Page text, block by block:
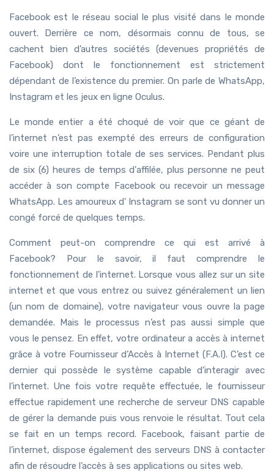
Facebook est le réseau social le plus visité dans le monde
ouvert. Derrière ce nom, désormais connu de tous, se
cachent bien d’autres sociétés (devenues propriétés de
Facebook) dont le fonctionnement est strictement
dépendant de l’existence du premier. On parle de WhatsApp,
Instagram et les jeux en ligne Oculus.
Le monde entier a été choqué de voir que ce géant de
l’internet n’est pas exempté des erreurs de configuration
voire une interruption totale de ses services. Pendant plus
de six (6) heures de temps d'affilée, plus personne ne peut
accéder à son compte Facebook ou recevoir un message
WhatsApp. Les amoureux d' Instagram se sont vu donner un
congé forcé de quelques temps.
Comment peut-on comprendre ce qui est arrivé à
Facebook? Pour le savoir, il faut comprendre le
fonctionnement de l'internet. Lorsque vous allez sur un site
internet et que vous entrez ou suivez généralement un lien
(un nom de domaine), votre navigateur vous ouvre la page
demandée. Mais le processus n’est pas aussi simple que
vous le pensez. En effet, votre ordinateur a accès à internet
grâce à votre Fournisseur d’Accès à Internet (F.A.I). C’est ce
dernier qui possède le système capable d’interagir avec
l’internet. Une fois votre requête effectuée, le fournisseur
effectue rapidement une recherche de serveur DNS capable
de gérer la demande puis vous renvoie le résultat. Tout cela
se fait en un temps record. Facebook, faisant partie de
l’internet, dispose également des serveurs DNS à contacter
afin de résoudre l’accès à ses applications ou sites web.